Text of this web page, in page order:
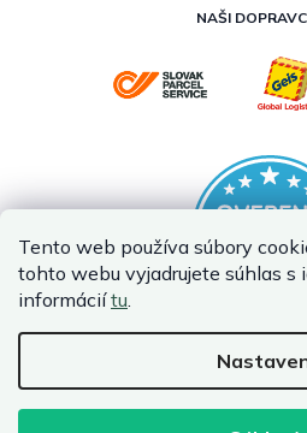
Tento web používa súbory
tohto webu vyjadrujete súhlas s
informáciítu.
NAŠI
Vytvoril